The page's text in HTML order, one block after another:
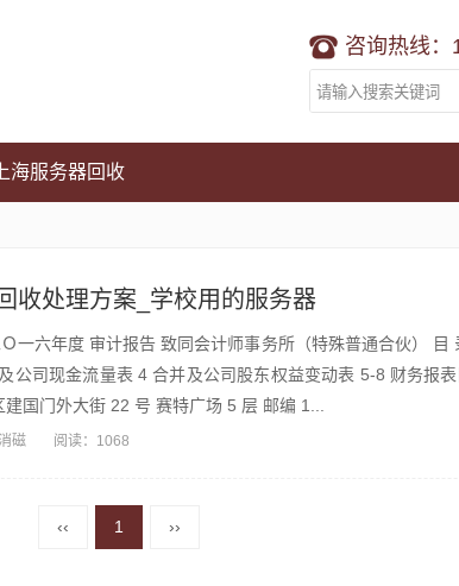
咨询热线：
上海服务器回收
收处理方案_学校用的服务器
六年度 审计报告 致同会计师事务所（特殊普通合伙） 目
公司现金流量表 4 合并及公司股东权益变动表 5-8 财务报
国门外大街 22 号 赛特广场 5 层 邮编 1...
磁 阅读：1068
‹‹ 1 ››